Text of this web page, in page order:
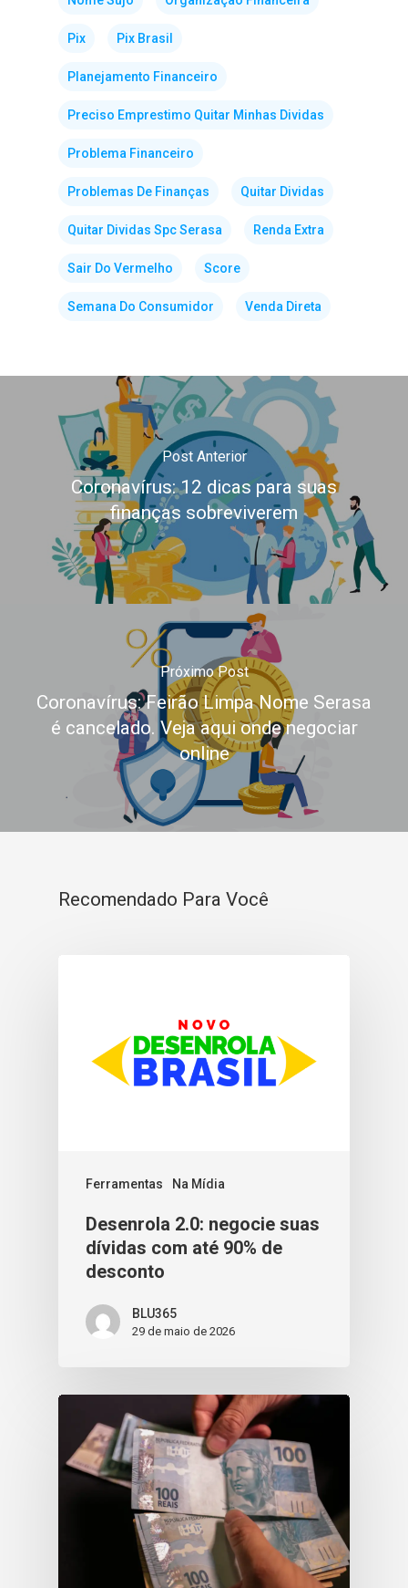
Pix Pix Brasil
Planejamento Financeiro
Preciso Emprestimo Quitar Minhas Dividas
Problema Financeiro
Problemas De Finanças Quitar Dividas
Quitar Dividas Spc Serasa Renda Extra
Sair Do Vermelho Score
Semana Do Consumidor Venda Direta
Post Anterior
Coronavírus: 12 dicas para suas
finanças sobreviverem
Próximo Post
Coronavírus: Feirão Limpa Nome Serasa
é cancelado. Veja aqui onde negociar
online
Recomendado Para Você
Ferramentas Na Mídia
Desenrola 2.0: negocie suas
dívidas com até 90% de
desconto
BLU365
29 de maio de 2026